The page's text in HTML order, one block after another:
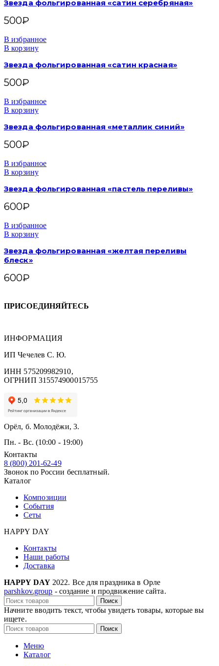
Звезда фольгированная «сатин серебряная»
500₽
В избранное
В корзину
Звезда фольгированная «сатин красная»
500₽
В избранное
В корзину
Звезда фольгированная «металлик синий»
500₽
В избранное
В корзину
Звезда фольгированная «пастель переливы»
600₽
В избранное
В корзину
Звезда фольгированная «желтая переливы
блеск»
600₽
ПРИСОЕДИНЯЙТЕСЬ
ИНФОРМАЦИЯ
ИП Чечелев С. Ю.
ИНН 575209982910,
ОГРНИП 315574900015755
Орёл, б. Молодёжи, 3.
Пн. - Вс. (10:00 - 19:00)
Контакты
8 (800) 201-62-49
Звонок по России бесплатный.
Каталог
Композиции
События
Сеты
HAPPY DAY
Контакты
Наши работы
Доставка
HAPPY DAY 2022. Все для праздника в Орле
parshkov.group - создание и продвижение сайта.
Поиск
Начните вводить текст, чтобы увидеть товары, которые вы
ищете.
Поиск
Меню
Каталог